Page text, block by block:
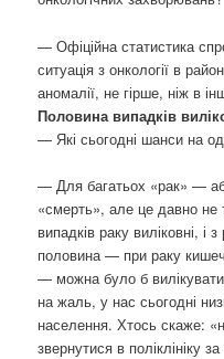
— Офіційна статистика
ситуація з онкології в
аномалії, не гірше, ніж в
Половина випадків
— Які сьогодні шанси на
— Для багатьох «рак» —
«смерть», але це давно не
випадків раку виліковні, і
половина — при раку
— можна було б вилікувати
на жаль, у нас сьогодні
населення. Хтось скаже:
звернутися в поліклініку